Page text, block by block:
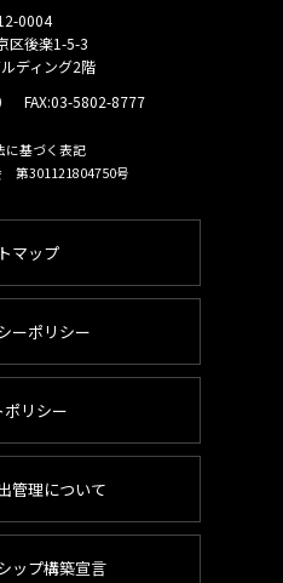
0004
区後楽1-5-3
ディング2階
FAX:03-5802-8777
に基づく表記
第301121804750号
マップ
ーポリシー
ポリシー
管理について
ップ構築宣言